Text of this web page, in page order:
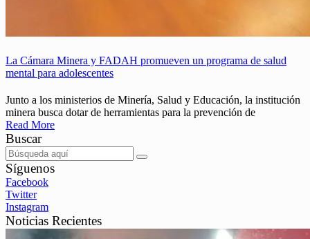
La Cámara Minera y FADAH promueven un programa de salud
mental para adolescentes
Junto a los ministerios de Minería, Salud y Educación, la institución
minera busca dotar de herramientas para la prevención de
Read More
Buscar
Síguenos
Facebook
Twitter
Instagram
Noticias Recientes